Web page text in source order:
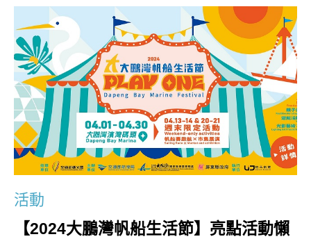
活動
【2024大鵬灣帆船生活節】亮點活動懶